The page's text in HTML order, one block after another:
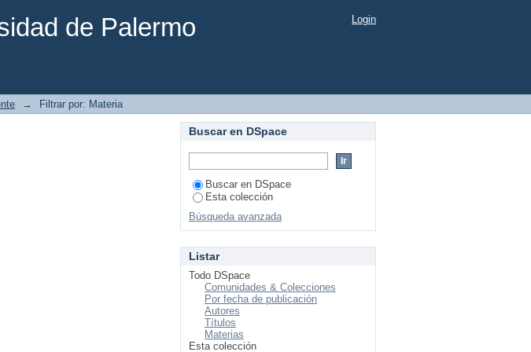
de Palermo Login
→ Filtrar por: Materia
Buscar en DSpace
Buscar en DSpace
Esta colección
Búsqueda avanzada
Listar
Todo DSpace
Comunidades & Colecciones
Por fecha de publicación
Autores
Títulos
Materias
Esta colección